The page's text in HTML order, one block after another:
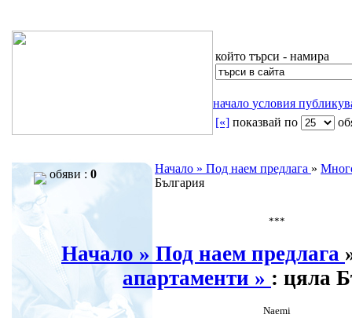
който търси - намира
начало условия
[«] показвай по
обяви : 0 Начало » Под наем предлага »
България
***
Начало » Под наем предлага
апартаменти » : цяла
Naemi